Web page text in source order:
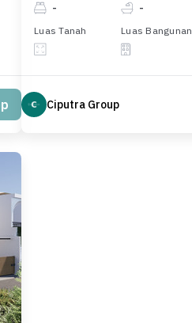
- -
Luas Tanah Luas Bangunan
Ciputra Group